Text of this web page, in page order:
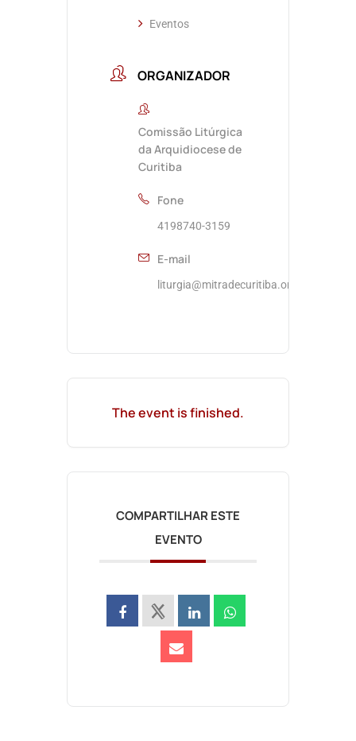
Eventos
ORGANIZADOR
Comissão Litúrgica
da Arquidiocese de
Curitiba
Fone
4198740-3159
E-mail
liturgia@mitradecuritiba.org.br
The event is finished.
COMPARTILHAR ESTE
EVENTO